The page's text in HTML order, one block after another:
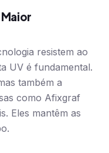
resistem ao
UV é fundamental.
também a
como Afixgraf
Eles mantêm as